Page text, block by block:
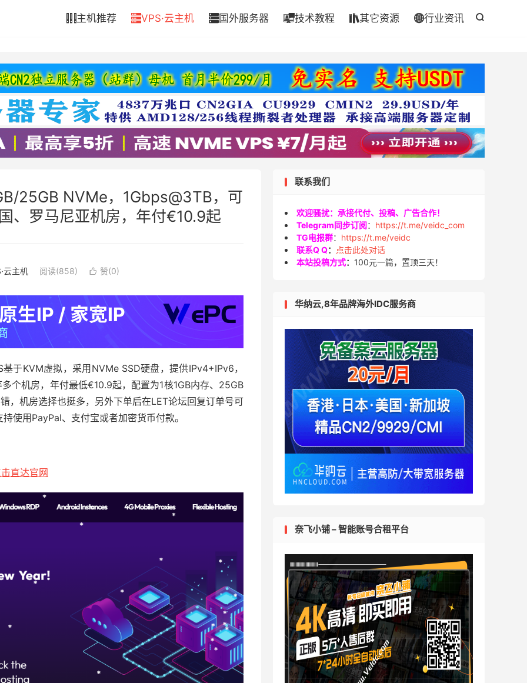

主机推荐 VPS·云主机 国外服务器 技术教程 其它资源 行业资讯
25GB NVMe，1Gbps@3TB，可
、罗马尼亚机房，年付€10.9起
云主机 阅读(858)  赞(0)
于KVM虚拟，采用NVMe SSD硬盘，提供IPv4+IPv6，
个机房，年付最低€10.9起，配置为1核1GB内存、25GB
，机房选择也挺多，另外下单后在LET论坛回复订单号可
使用PayPal、支付宝或者加密货币付款。
直达官网
联系我们
欢迎骚扰：承接代付、投稿、广告合作！
Telegram同步订阅： https://t.me/veidc_com
TG电报群： https://t.me/veidc
联系Q Q：
点击此处对话
本站投稿方式： 100元一篇，置顶三天！
华纳云,8年品牌海外IDC服务商
奈飞小铺 – 智能账号合租平台